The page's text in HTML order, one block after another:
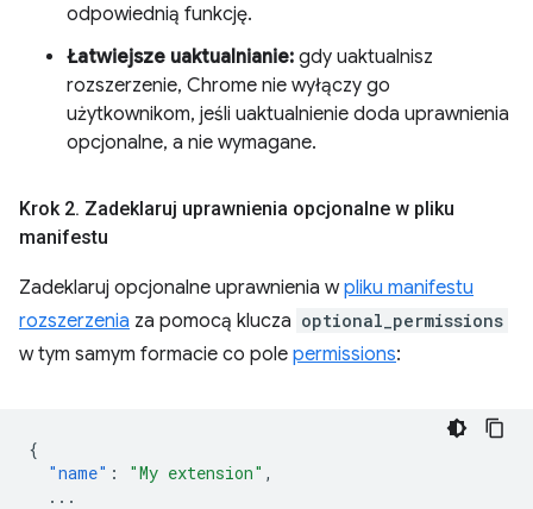
odpowiednią funkcję.
Łatwiejsze uaktualnianie: gdy uaktualnisz
rozszerzenie, Chrome nie wyłączy go
użytkownikom, jeśli uaktualnienie doda uprawnienia
opcjonalne, a nie wymagane.
Krok 2. Zadeklaruj uprawnienia opcjonalne w pliku
manifestu
Zadeklaruj opcjonalne uprawnienia wpliku manifestu
rozszerzenia za pomocą klucza optional_permissions
w tym samym formacie co pole permissions:
{
"name" : "My extension" ,
...